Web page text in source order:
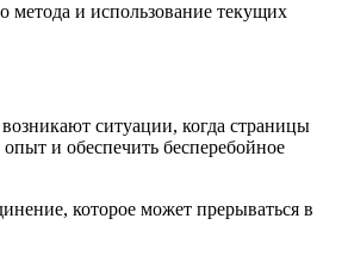
метода и использование текущих
ситуации, когда страницы
и обеспечить бесперебойное
которое может прерываться в